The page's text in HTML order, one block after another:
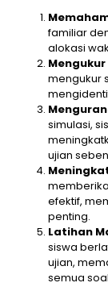
familiar
alokasi
mengukur
simulasi,
ujian
efektif,
penting.
Latihan
siswa
ujian,
semua